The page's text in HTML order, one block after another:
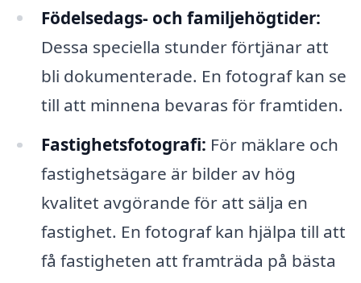
Födelsedags- och familjehögtider:
Dessa speciella stunder förtjänar att
bli dokumenterade. En fotograf kan se
till att minnena bevaras för framtiden.
Fastighetsfotografi: För mäklare och
fastighetsägare är bilder av hög
kvalitet avgörande för att sälja en
fastighet. En fotograf kan hjälpa till att
få fastigheten att framträda på bästa